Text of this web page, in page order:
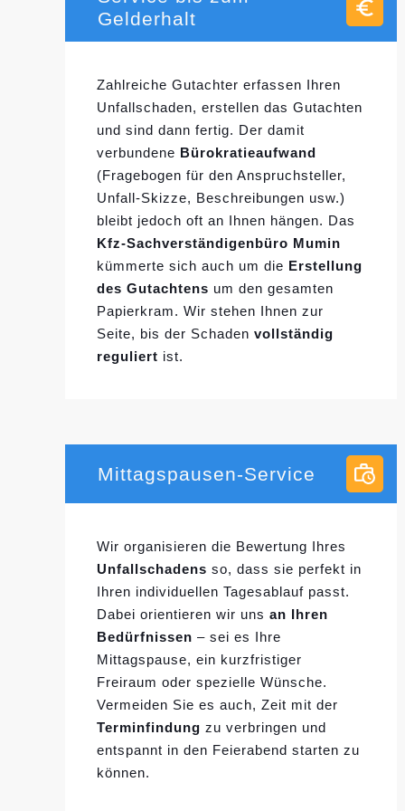
Gelderhalt
Zahlreiche Gutachter erfassen Ihren
Unfallschaden, erstellen das Gutachten
und sind dann fertig. Der damit
verbundene Bürokratieaufwand
(Fragebogen für den Anspruchsteller,
Unfall-Skizze, Beschreibungen usw.)
bleibt jedoch oft an Ihnen hängen. Das
Kfz-Sachverständigenbüro Mumin
kümmerte sich auch um die Erstellung
des Gutachtens um den gesamten
Papierkram. Wir stehen Ihnen zur
Seite, bis der Schaden vollständig
reguliert ist.
Mittagspausen-Service
Wir organisieren die Bewertung Ihres
Unfallschadens so, dass sie perfekt in
Ihren individuellen Tagesablauf passt.
Dabei orientieren wir uns an Ihren
Bedürfnissen – sei es Ihre
Mittagspause, ein kurzfristiger
Freiraum oder spezielle Wünsche.
Vermeiden Sie es auch, Zeit mit der
Terminfindung zu verbringen und
entspannt in den Feierabend starten zu
können.